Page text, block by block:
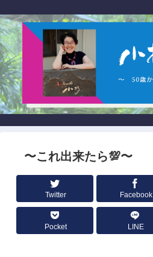
〜これ出来たら💯〜
Twitter Facebook
Pocket LINE